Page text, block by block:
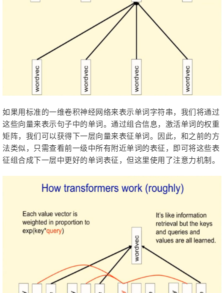
如果用标准的一维卷积神经网络来表示单词字符串，我们将通过
这些向量来表示句子中的单词。通过组合信息，激活单词的权重
矩阵，我们可以获得下一层向量来表征单词。因此，和之前的方
法类似，只需查看前一级中所有附近单词的表征，即可将这些表
征组合成下一层中更好的单词表征，但这里使用了注意力机制。